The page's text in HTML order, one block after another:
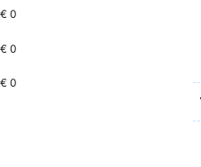
€ 0
€ 0
€ 0